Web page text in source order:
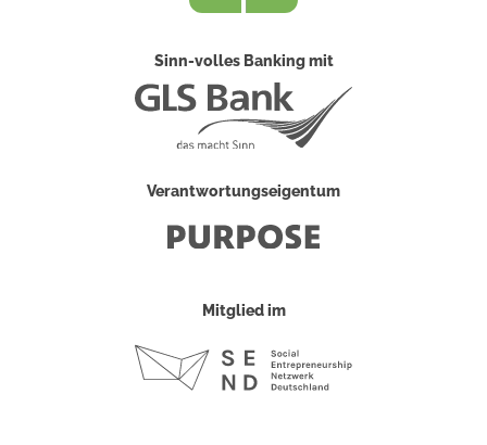
Sinn-volles Banking mit
Verantwortungseigentum
Mitglied im